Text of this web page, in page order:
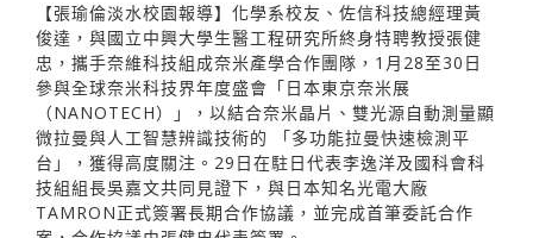
【張瑜倫淡水校園報導】化學系校友、佐信科技總經理黃
俊達，與國立中興大學生醫工程研究所終身特聘教授張健
忠，攜手奈維科技組成奈米產學合作團隊，1月28至30日
參與全球奈米科技界年度盛會「日本東京奈米展
（NANOTECH）」，以結合奈米晶片、雙光源自動測量顯
微拉曼與人工智慧辨識技術的 「多功能拉曼快速檢測平
台」，獲得高度關注。29日在駐日代表李逸洋及國科會科
技組組長吳嘉文共同見證下，與日本知名光電大廠
TAMRON正式簽署長期合作協議，並完成首筆委託合作